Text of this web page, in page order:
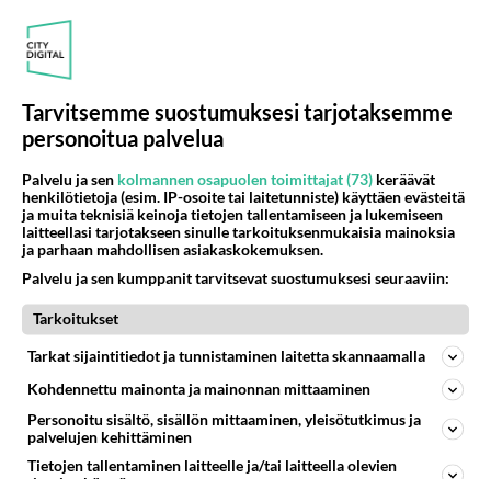
Saksalaisia näkee myös puskissa varsinkin itä-
Äänestä
Anonyymi
2024-02-29 14:24:39
Minä säästän ennen kaikkea siitä.
Äänestä Kommentoi
Anonyymi
Hauskaa, että niin monet täällä ovat ’huolissaan’
Tarvitsemme suostumuksesi tarjotaksemme
personoitua palvelua
Palvelu ja sen kolmannen osapuolen toimittajat (73) keräävät
henkilötietoja (esim. IP-osoite tai laitetunniste) käyttäen evästeitä
ja muita teknisiä keinoja tietojen tallentamiseen ja lukemiseen
laitteellasi tarjotakseen sinulle tarkoituksenmukaisia mainoksia
ja parhaan mahdollisen asiakaskokemuksen.
Palvelu ja sen kumppanit tarvitsevat suostumuksesi seuraaviin:
Tarkoitukset
Tarkat sijaintitiedot ja tunnistaminen laitetta skannaamalla
Kohdennettu mainonta ja mainonnan mittaaminen
Personoitu sisältö, sisällön mittaaminen, yleisötutkimus ja
palvelujen kehittäminen
Tietojen tallentaminen laitteelle ja/tai laitteella olevien